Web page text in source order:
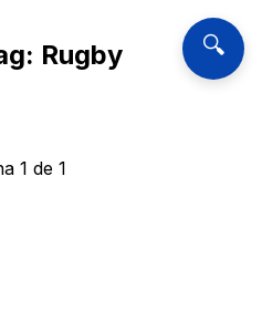
🔍
Rugby
1 de 1